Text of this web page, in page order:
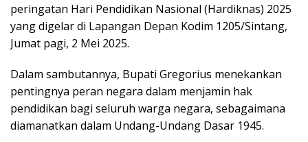
peringatan Hari Pendidikan Nasional (Hardiknas) 2025
yang digelar di Lapangan Depan Kodim 1205/Sintang,
Jumat pagi, 2 Mei 2025.
Dalam sambutannya, Bupati Gregorius menekankan
pentingnya peran negara dalam menjamin hak
pendidikan bagi seluruh warga negara, sebagaimana
diamanatkan dalam Undang-Undang Dasar 1945.